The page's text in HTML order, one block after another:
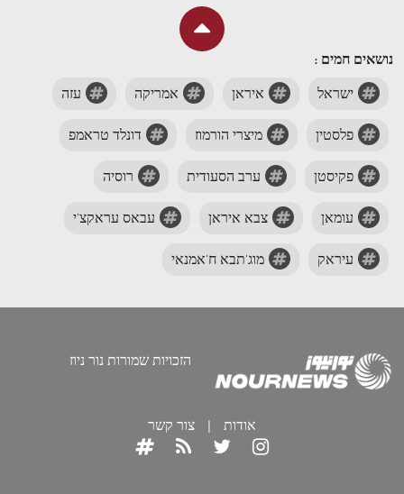
נושאים חמים :
ישראל איראן אמריקה עזה
פלסטין מיצרי הורמוז דונלד טראמפ
פקיסטן ערב הסעודית רוסיה
עומאן צבא איראן עבאס עראקצ'י
עיראק מוג'תבא ח'אמנאי
הזכויות שמורות נור ניוז
אודות צור קשר